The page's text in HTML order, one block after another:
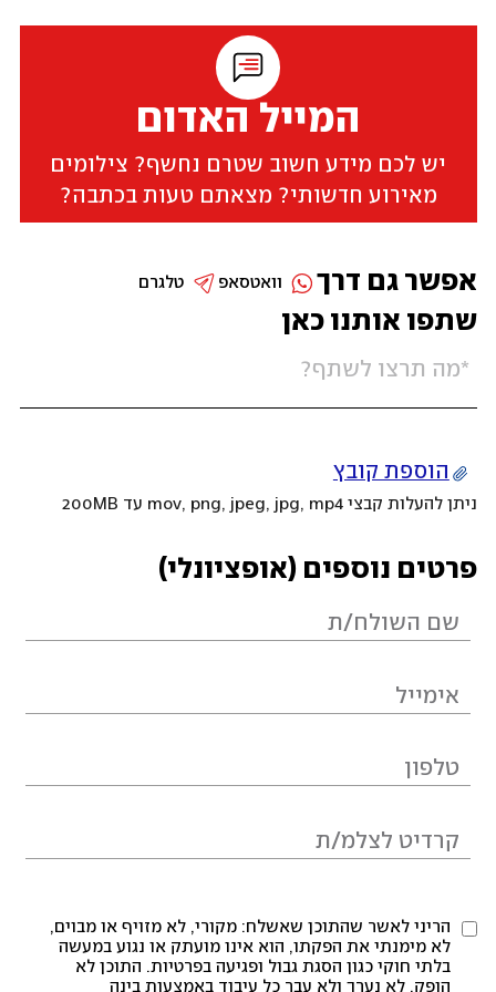
המייל האדום
יש לכם מידע חשוב שטרם נחשף? צילומים
מאירוע חדשותי? מצאתם טעות בכתבה?
שתפו אותנו כאן
הוספת קובץ
ניתן להעלות קבצי mov, png, jpeg, jpg, mp4 עד 200MB
פרטים נוספים (אופציונלי)
הריני לאשר שהתוכן שאשלח: מקורי, לא מזויף או מבוים,
לא מימנתי את הפקתו, הוא אינו מועתק או נגוע במעשה
בלתי חוקי כגון הסגת גבול ופגיעה בפרטיות. התוכן לא
הופק, לא נערך ולא עבר כל עיבוד באמצעות בינה
אפשר גם דרך טלגרם וואטסאפ